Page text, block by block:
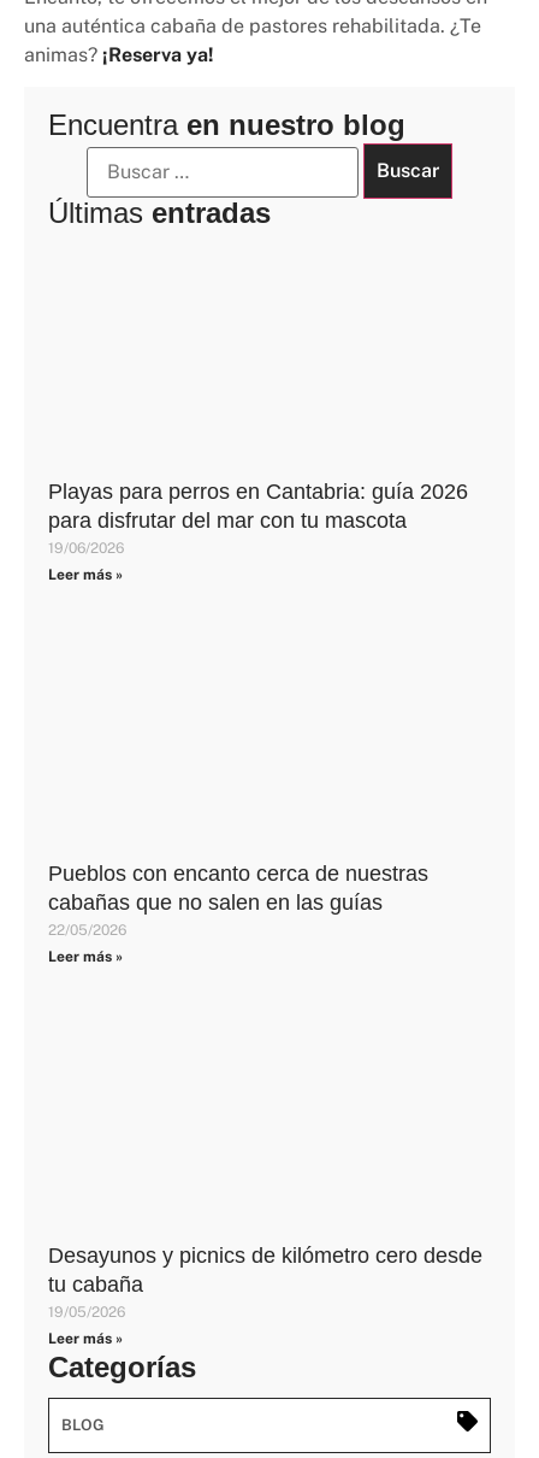
una auténtica cabaña de pastores rehabilitada. ¿Te
animas? ¡Reserva ya!
Encuentra en nuestro blog
Últimas entradas
Playas para perros en Cantabria: guía 2026
para disfrutar del mar con tu mascota
19/06/2026
Leer más »
Pueblos con encanto cerca de nuestras
cabañas que no salen en las guías
22/05/2026
Leer más »
Desayunos y picnics de kilómetro cero desde
tu cabaña
19/05/2026
Leer más »
Categorías
BLOG